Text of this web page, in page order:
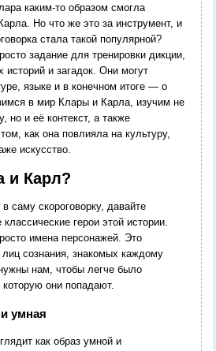
каким-то образом смогла
Но что же это за инструмент, и
стала такой популярной?
задание для тренировки дикции,
историй и загадок. Они могут
языке и в конечном итоге — о
в мир Клары и Карла, изучим не
но и её контекст, а также
как она повлияла на культуру,
искусство.
и Карл?
саму скороговорку, давайте
герои этой истории.
имена персонажей. Это
сознания, знакомых каждому
нам, чтобы легче было
они попадают.
умная
как образ умной и